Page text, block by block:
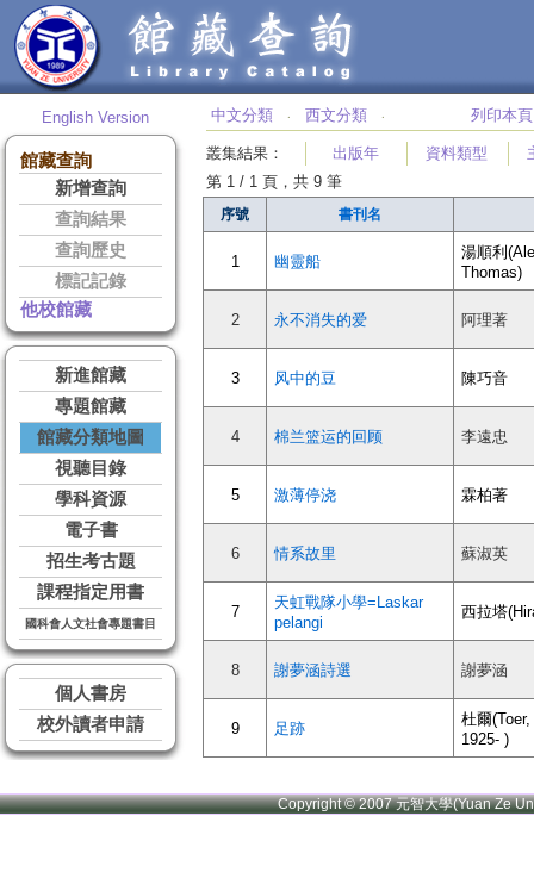
English Version
館藏查詢
新增查詢
查詢結果
查詢歷史
標記記錄
他校館藏
新進館藏
專題館藏
館藏分類地圖
視聽目錄
學科資源
電子書
招生考古題
課程指定用書
國科會人文社會專題書目
個人書房
校外讀者申請
中文分類 ‧ 西文分類 ‧ 列印本頁
叢集結果 ： 出版年 資料類型
第 1 / 1 頁，共 9 筆
序號 書刊名
1 幽靈船
湯順利
Thomas)
2 永不消失的爱 阿理著
3 风中的豆 陳巧音
4 棉兰篮运的回顾 李遠忠
5 激薄停浇 霖柏著
6 情系故里 蘇淑英
7
天虹戰隊小學=Laskar
pelangi
西拉塔
8 謝夢涵詩選 謝夢涵
9 足跡
杜爾
1925- )
Copyright © 2007 元智大學(Yuan Ze